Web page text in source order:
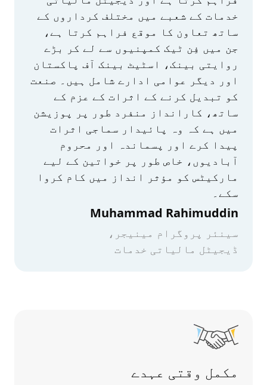
خدمات کے شعبے میں مختلف کرداروں کے
ساتھ تعاون کا موقع فراہم کرتا ہے،
جن میں فِن ٹیک کمپنیوں سے لے کر بڑے
روایتی بینک، اسٹیٹ بینک آف پاکستان
اور دیگر عوامی ادارے شامل ہیں۔ صنعت
کو تبدیل کرنے کے اثرات کے عزم کے
ساتھ، کارانداز منفرد طور پر پوزیشن
میں ہے کہ وہ پائیدار سماجی اثرات
پیدا کرے اور پسماندہ اور محروم
آبادیوں، خاص طور پر خواتین کے لیے
مارکیٹس کو مؤثر انداز میں کام کروا
سکے۔
Muhammad Rahimuddin
سینئر پروگرام مینیجر،
ڈیجیٹل مالیاتی خدمات
مکمل وقتی عہدے